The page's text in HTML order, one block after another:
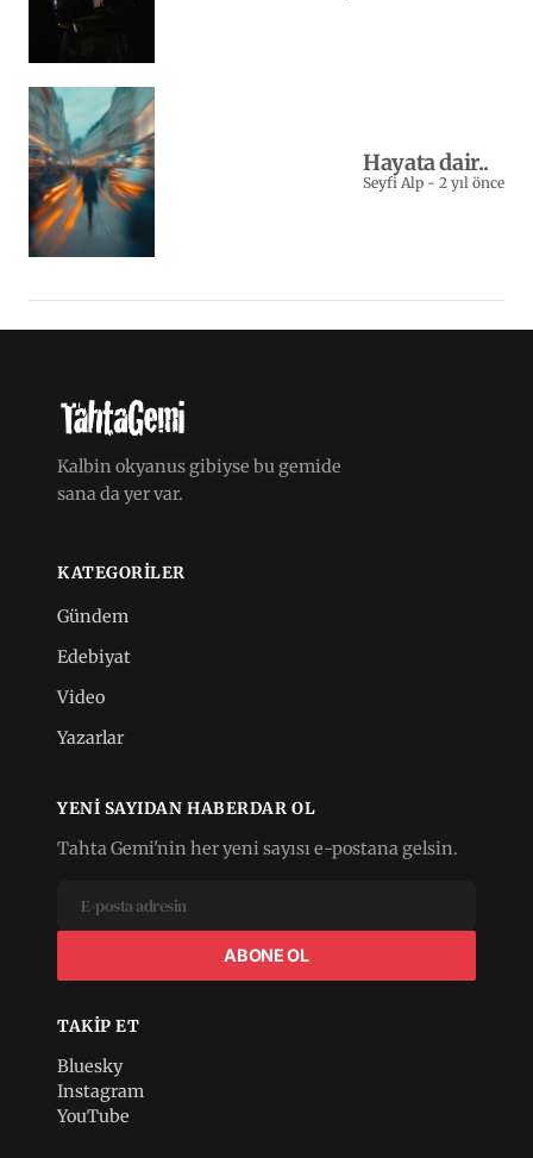
Hayata dair..
Seyfi Alp - 2 yıl önce
Kalbin okyanus gibiyse bu gemide
sana da yer var.
KATEGORILER
Gündem
Edebiyat
Video
Yazarlar
YENI SAYIDAN HABERDAR OL
Tahta Gemi'nin her yeni sayısı e-postana gelsin.
ABONE OL
TAKIP ET
Bluesky
Instagram
YouTube